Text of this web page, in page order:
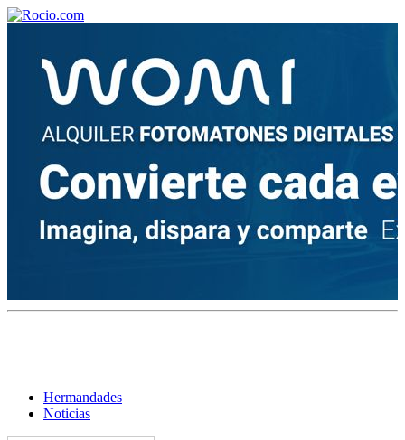
Hermandades
Noticias
¡Bienvenido! Soy el asistente virtual de rocio.com.
¿En qué puedo ayudarte?
¿Cuándo se construyó la primera ermita?
El traslado cada siete años